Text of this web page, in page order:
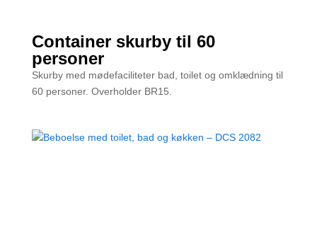
Container skurby til 60
personer
Skurby med mødefaciliteter bad, toilet og omklædning til
60 personer. Overholder BR15.